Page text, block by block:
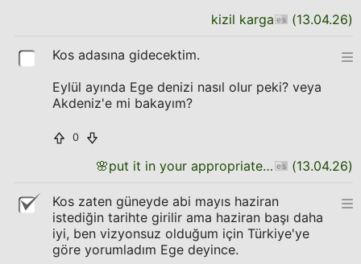
kizil karga (13.04.26)
Kos adasına gidecektim.
Eylül ayında Ege denizi nasıl olur peki? veya
Akdeniz'e mi bakayım?
0
🌸 put it in your appropriate place (13.04.26)
Kos zaten güneyde abi mayıs haziran
istediğin tarihte girilir ama haziran başı daha
iyi, ben vizyonsuz olduğum için Türkiye'ye
göre yorumladım Ege deyince.